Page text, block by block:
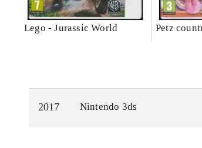
Lego - Jurassic World Petz
2017 Nintendo 3ds